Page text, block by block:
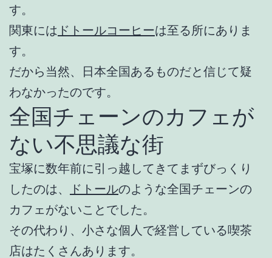
す。
関東には ドトールコーヒーは至る所にありま
す。
だから当然、日本全国あるものだと信じて疑
わなかったのです。
全国チェーンのカフェが
ない不思議な街
宝塚に数年前に引っ越してきてまずびっくり
したのは、
ドトールのような全国チェーンの
カフェがないことでした。
その代わり、小さな個人で経営している喫茶
店はたくさんあります。